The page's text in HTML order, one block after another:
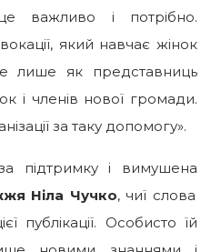
важливо і потрібно.
який навчає жінок
лише як представниць
і членів нової громади.
за таку допомогу».
підтримку і вимушена
Ніла Чучко, чиї слова
публікації. Особисто їй